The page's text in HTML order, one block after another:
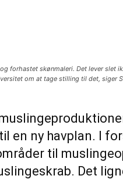
forhastet skønmaleri. Det lever slet
om at tage stilling til det, siger
en ny havplan. I
til
Det